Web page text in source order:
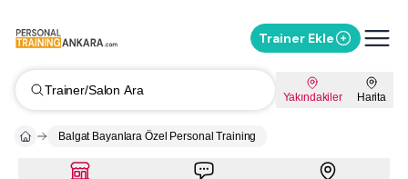
Trainer Ekle
Trainer/Salon Ara Yakındakiler Harita
Balgat Bayanlara Özel Personal Training